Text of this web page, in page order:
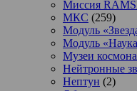
Миссия
МКС (259)
Модуль
Модуль
Музеи
Нейтронные
Нептун (2)